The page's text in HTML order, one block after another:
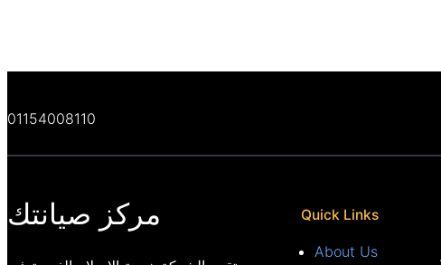
01154008110
مركز صيانتك Quick Links
About Us